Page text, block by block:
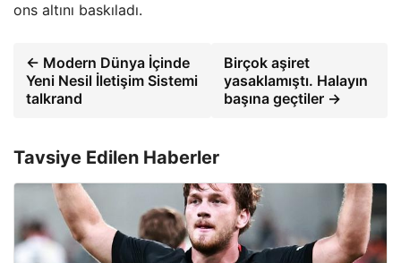
ons altını baskıladı.
← Modern Dünya İçinde
Yeni Nesil İletişim Sistemi
talkrand
Birçok aşiret
yasaklamıştı. Halayın
başına geçtiler →
Tavsiye Edilen Haberler